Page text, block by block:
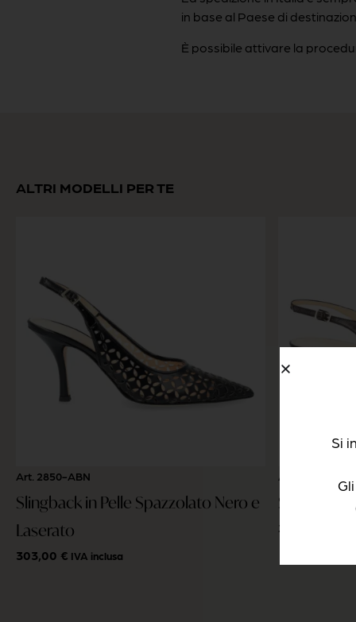
in base al Paese di
È possibile attivare la
ALTRI MODELLI PER TE
Art. 2850-ABN
Slingback in Pelle Spazzolato Nero e
Laserato
303,00 € IVA inclusa
Art. 2862-GCH
Slingback
269,00
Si